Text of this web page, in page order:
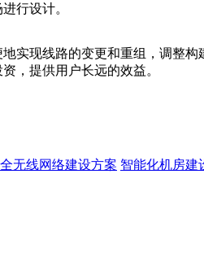
行设计。
实现线路的变更和重组，调整
，提供用户长远的效益。
无线网络建设方案 智能化机房建